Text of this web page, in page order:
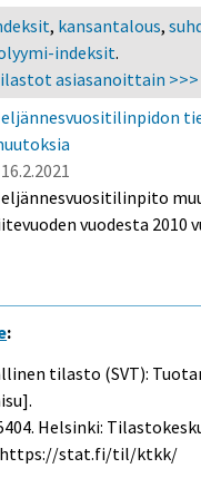
, kansantalous,
indeksit.
asiasanoittain >>>
16.2.2021
vuodesta 2010
:
tilasto (SVT):
Helsinki:
https://stat.fi/til/ktkk/